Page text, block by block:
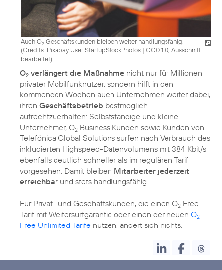
Auch O2 Geschäftskunden bleiben weiter handlungsfähig.
(Credits: Pixabay User StartupStockPhotos | CC0 1.0, Ausschnitt
bearbeitet)
O2 verlängert die Maßnahme nicht nur für Millionen
privater Mobilfunknutzer, sondern hilft in den
kommenden Wochen auch Unternehmen weiter dabei,
ihren Geschäftsbetrieb bestmöglich
aufrechtzuerhalten: Selbstständige und kleine
Unternehmer, O2 Business Kunden sowie Kunden von
Telefónica Global Solutions surfen nach Verbrauch des
inkludierten Highspeed-Datenvolumens mit 384 Kbit/s
ebenfalls deutlich schneller als im regulären Tarif
vorgesehen. Damit bleiben Mitarbeiter jederzeit
erreichbar und stets handlungsfähig.
Für Privat- und Geschäftskunden, die einen O2 Free
Tarif mit Weitersurfgarantie oder einen der neuen O2
Free Unlimited Tarife nutzen, ändert sich nichts.